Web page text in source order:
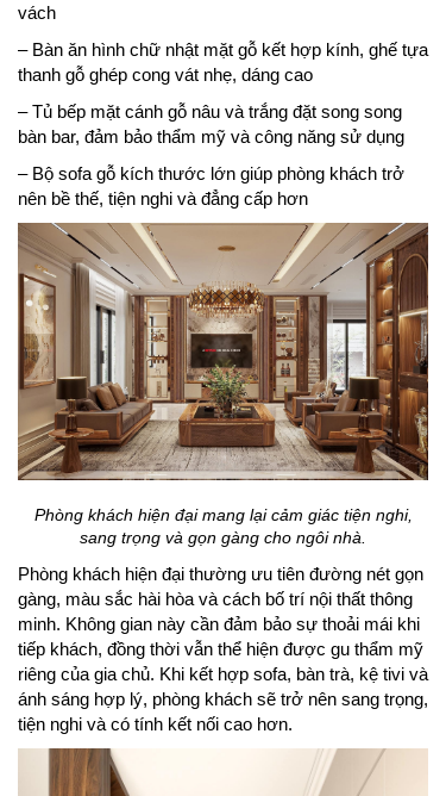
vách
– Bàn ăn hình chữ nhật mặt gỗ kết hợp kính, ghế tựa
thanh gỗ ghép cong vát nhẹ, dáng cao
– Tủ bếp mặt cánh gỗ nâu và trắng đặt song song
bàn bar, đảm bảo thẩm mỹ và công năng sử dụng
– Bộ sofa gỗ kích thước lớn giúp phòng khách trở
nên bề thế, tiện nghi và đẳng cấp hơn
Phòng khách hiện đại mang lại cảm giác tiện nghi,
sang trọng và gọn gàng cho ngôi nhà.
Phòng khách hiện đại thường ưu tiên đường nét gọn
gàng, màu sắc hài hòa và cách bố trí nội thất thông
minh. Không gian này cần đảm bảo sự thoải mái khi
tiếp khách, đồng thời vẫn thể hiện được gu thẩm mỹ
riêng của gia chủ. Khi kết hợp sofa, bàn trà, kệ tivi và
ánh sáng hợp lý, phòng khách sẽ trở nên sang trọng,
tiện nghi và có tính kết nối cao hơn.